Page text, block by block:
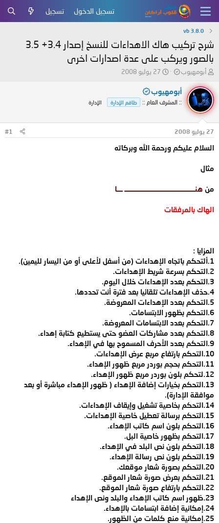
تسجيل الدخول تسجيل
vb 3.8.0
شرح تركيب هاك الاهداءات للنسخ إصدار 3.4+ 3.5
بالصور ويركب على عدة اصدارات اخرى
ب
د
ئ
ا
ل
م
و
و
أبومهيوب
ت
ي
خ
ل
ء
27 يوليو 2008
أبومهيوب
:: المشرف العام :: طاقم الإدارة الإدارة
27 يوليو 2008 #1
السلام عليكم ورحمة الله وبركاته
مثال
من هنــــــــــــــــــــــــــــــــــــــــــــــــ ــــا
الهاك بالمرفقات
المزايا :
1.ألتحكم باتجاه الإهداءات (من أسفل لأعلى أو من اليسار لليمين).
2.التحكم بسرعة شريط الإهداءات.
3.التحكم بعدد الإهداءات خلال اليوم.
4.حذف الإهداءات تلقائيا بعد فترة أنت تحددها.
5.التحكم بعدد الإهداءات المعروضة.
6.التحكم بظهور الابتسامات.
7.التحكم بعدد الابتسامات المعروضة.
8.التحكم بعدد مشاركات العضو حتى يستطيع كتابة إهداء.
9.التحكم بعدد الأحرف المسموح بها في الإهداء.
10.التحكم بارتفاع مربع عرض الإهداءات.
11.التحكم بحجم بوردر مربع ظهور الإهداء.
12.لتحكم بلون بوردر مربع ظهور الإهداء.
13.التحكم بخيارات إضافة الإهداء ( ظهور الإهداء مباشرة أو بعد
موافقة الإدارة).
14.التحكم بخاصية تشغيل وإيقاف الإهداءات.
15.التحكم برسالة تعطيل خاصية الإهداءات.
16.التحكم بلون اسم كاتب الإهداء.
17.التحكم بظهور خاصية البل.
18.التحكم بلون نص البلد في الإهداء.
19.التحكم بلون نص رسالة الإهداء.
20.التحكم بصورة شعار موقعك.
21.التحكم بعرض صورة شعار الموقع.
22.التحكم بارتفاع صورة شعار الموقع.
23.ظهور اسم كاتب الإهداء والبلد ونص الإهداء
24.إمكانية إضافة ابتسامات بالإهداء.
25.إمكانية منع كلمات من الظهور.